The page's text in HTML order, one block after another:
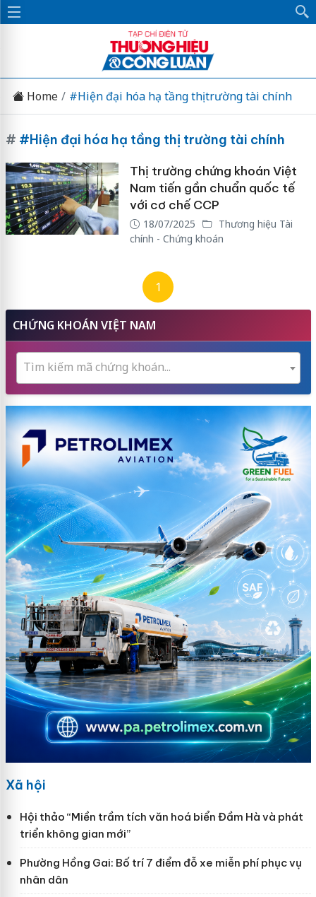
Home #Hiện đại hóa hạ tầng thị trường tài chính
# #Hiện đại hóa hạ tầng thị trường tài chính
Thị trường chứng khoán Việt
Nam tiến gần chuẩn quốc tế
với cơ chế CCP
18/07/2025
Thương hiệu Tài
chính - Chứng khoán
1
CHỨNG KHOÁN VIỆT NAM
Tìm kiếm mã chứng khoán...
Xã hội
Hội thảo “Miền trầm tích văn hoá biển Đầm Hà và phát
triển không gian mới”
Phường Hồng Gai: Bố trí 7 điểm đỗ xe miễn phí phục vụ
nhân dân